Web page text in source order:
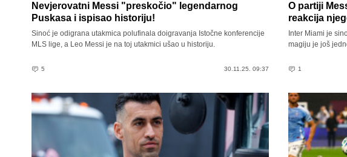
Nevjerovatni Messi "preskočio" legendarnog
Puskasa i ispisao historiju!
Sinoć je odigrana utakmica polufinala doigravanja Istočne konferencije
MLS lige, a Leo Messi je na toj utakmici ušao u historiju.
5 30.11.25. 09:37
O partiji
reakcija
Inter Miami je
magiju je još
1